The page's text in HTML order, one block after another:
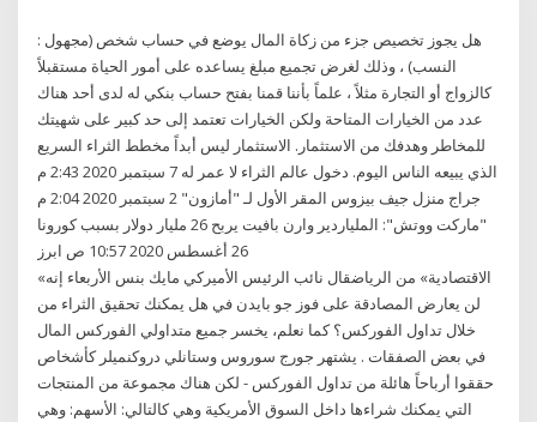
: هل يجوز تخصيص جزء من زكاة المال يوضع في حساب شخص (مجهول
النسب) ، وذلك لغرض تجميع مبلغ يساعده على أمور الحياة مستقبلاً
كالزواج أو التجارة مثلاً ، علماً بأننا قمنا بفتح حساب بنكي له لدى أحد هناك
عدد من الخيارات المتاحة ولكن الخيارات تعتمد إلى حد كبير على شهيتك
للمخاطر وهدفك من الاستثمار. الاستثمار ليس أبداً مخطط الثراء السريع
الذي يبيعه الناس اليوم. دخول عالم الثراء لا عمر له 7 سبتمبر 2020 2:43 م
جراج منزل جيف بيزوس المقر الأول لـ "أمازون" 2 سبتمبر 2020 2:04 م
"ماركت ووتش": الملياردير وارن بافيت يربح 26 مليار دولار بسبب كورونا
26 أغسطس 2020 10:57 ص ابرز
«الاقتصادية» من الرياضقال نائب الرئيس الأميركي مايك بنس الأربعاء إنه
لن يعارض المصادقة على فوز جو بايدن في هل يمكنك تحقيق الثراء من
خلال تداول الفوركس؟ كما نعلم، يخسر جميع متداولي الفوركس المال
في بعض الصفقات . يشتهر جورج سوروس وستانلي دروكنميلر كأشخاص
حققوا أرباحاً هائلة من تداول الفوركس - لكن هناك مجموعة من المنتجات
التي يمكنك شراءها داخل السوق الأمريكية وهي كالتالي: الأسهم: وهي